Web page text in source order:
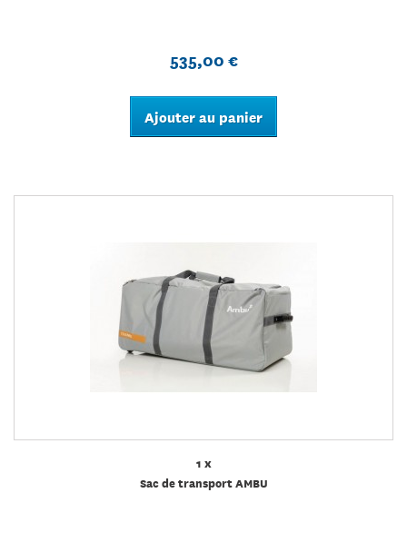
535,00 €
Ajouter au panier
1 x
Sac de transport AMBU